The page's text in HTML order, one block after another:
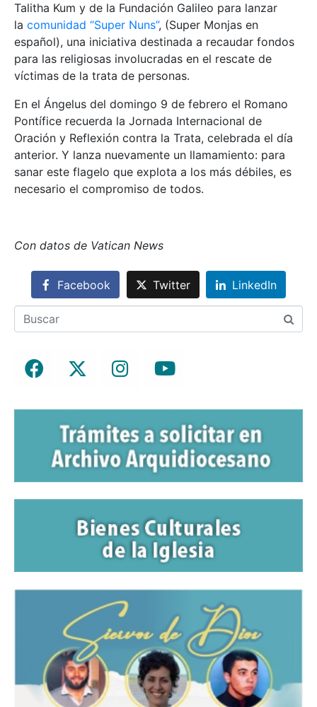
Talitha Kum y de la Fundación Galileo para lanzar
la comunidad “Super Nuns”, (Super Monjas en
español), una iniciativa destinada a recaudar fondos
para las religiosas involucradas en el rescate de
víctimas de la trata de personas.
En el Ángelus del domingo 9 de febrero el Romano
Pontífice recuerda la Jornada Internacional de
Oración y Reflexión contra la Trata, celebrada el día
anterior. Y lanza nuevamente un llamamiento: para
sanar este flagelo que explota a los más débiles, es
necesario el compromiso de todos.
Con datos de Vatican News
Facebook Twitter LinkedIn